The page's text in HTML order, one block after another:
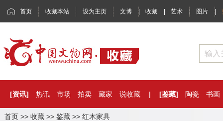
首页 收藏本站 设为主页 文博 | 收藏 | 艺术 | 图片 |
[资讯] 热讯 市场 拍卖 藏家 说收藏 | [鉴藏] 陶瓷 书画
首页 >> 收藏 >> 鉴藏 >> 红木家具